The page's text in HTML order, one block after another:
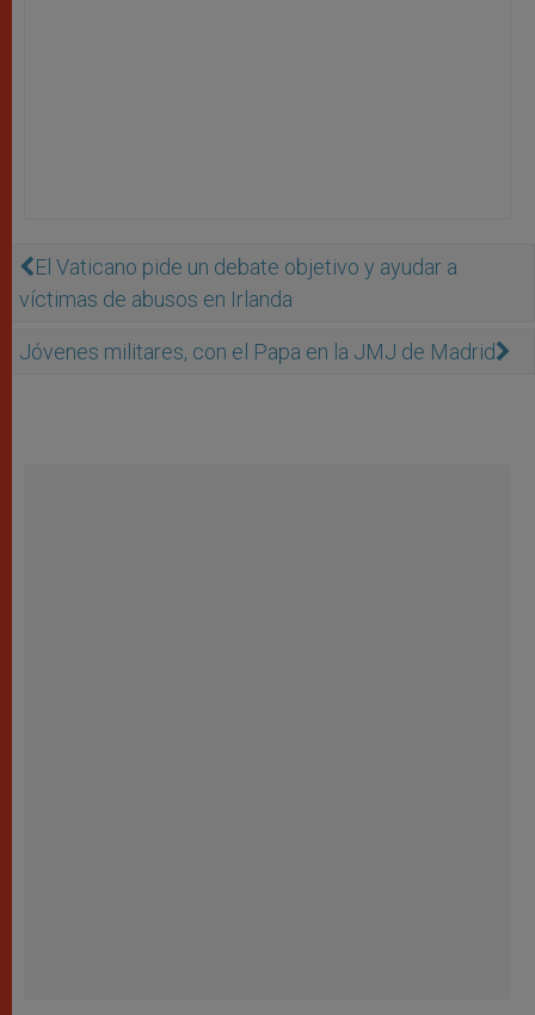
El Vaticano pide un debate objetivo y ayudar a
víctimas de abusos en Irlanda
Jóvenes militares, con el Papa en la JMJ de Madrid